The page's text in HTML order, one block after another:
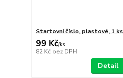
Startovní číslo, plastové, 1 ks
99 Kč/ks
82 Kč bez DPH
Detail